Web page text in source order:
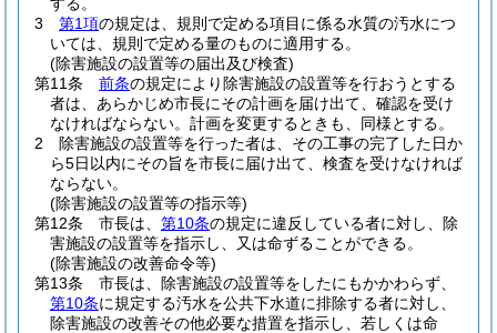
3
第1項の規定は、規則で定める項目に係る水質の汚水につ
いては、規則で定める量のものに適用する。
(除害施設の設置等の届出及び検査)
第11条
前条の規定により除害施設の設置等を行おうとする
者は、あらかじめ市長にその計画を届け出て、確認を受け
なければならない。 計画を変更するときも、同様とする。
2
除害施設の設置等を行った者は、その工事の完了した日か
ら5日以内にその旨を市長に届け出て、検査を受けなければ
ならない。
(除害施設の設置等の指示等)
第12条
市長は、 第10条の規定に違反している者に対し、除
害施設の設置等を指示し、又は命ずることができる。
(除害施設の改善命令等)
第13条
市長は、除害施設の設置等をしたにもかかわらず、
第10条に規定する汚水を公共下水道に排除する者に対し、
除害施設の改善その他必要な措置を指示し、若しくは命